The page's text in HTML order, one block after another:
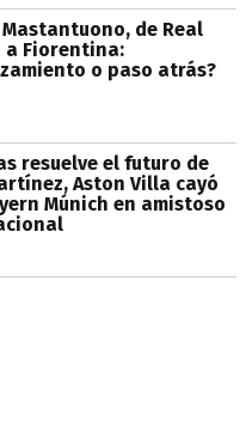
Mastantuono, de Real
a Fiorentina:
o paso atrás?
resuelve el futuro de
Aston Villa cayó
Múnich en amistoso